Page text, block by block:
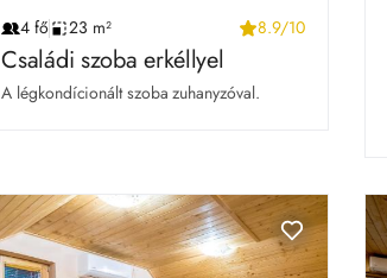
4 fő 23 m² 8.9/10
Családi szoba erkéllyel
A légkondícionált szoba zuhanyzóval.